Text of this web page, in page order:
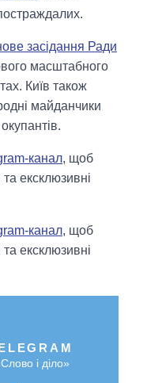
засідання Ради
масштабного
Київ також
майданчики
канал, щоб
та ексклюзивні
канал, щоб
та ексклюзивні
і діло»